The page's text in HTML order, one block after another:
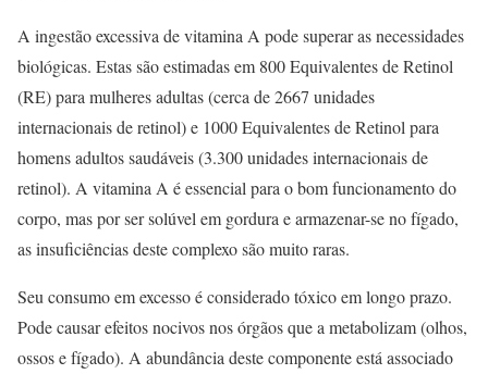
A ingestão excessiva de vitamina A pode superar as necessidades
biológicas. Estas são estimadas em 800 Equivalentes de Retinol
(RE) para mulheres adultas (cerca de 2667 unidades
internacionais de retinol) e 1000 Equivalentes de Retinol para
homens adultos saudáveis (3.300 unidades internacionais de
retinol). A vitamina A é essencial para o bom funcionamento do
corpo, mas por ser solúvel em gordura e armazenar-se no fígado,
as insuficiências deste complexo são muito raras.
Seu consumo em excesso é considerado tóxico em longo prazo.
Pode causar efeitos nocivos nos órgãos que a metabolizam (olhos,
ossos e fígado). A abundância deste componente está associado